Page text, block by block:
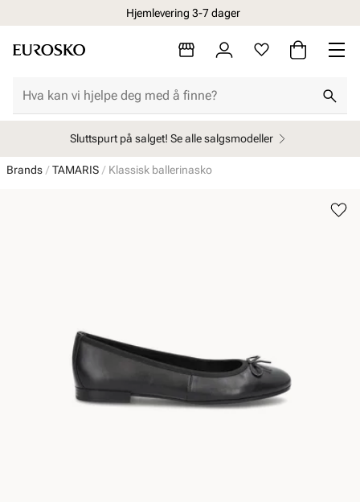
Hjemlevering 3-7 dager
Sluttspurt på salget! Se alle salgsmodeller
Brands TAMARIS Klassisk ballerinasko